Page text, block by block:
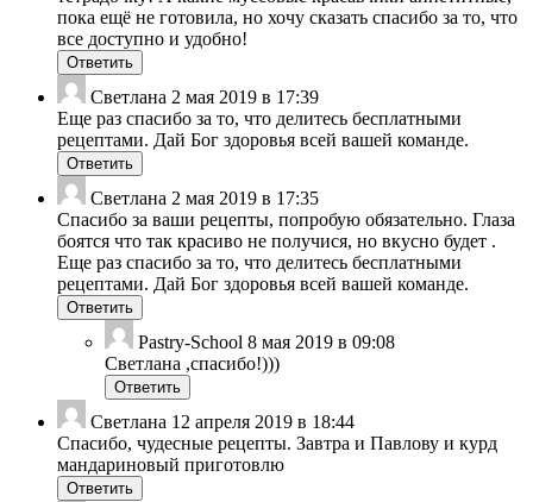
пока ещё не готовила, но хочу сказать спасибо за то, что
все доступно и удобно!
Ответить
Светлана 2 мая 2019 в 17:39
Еще раз спасибо за то, что делитесь бесплатными
рецептами. Дай Бог здоровья всей вашей команде.
Ответить
Светлана 2 мая 2019 в 17:35
Спасибо за ваши рецепты, попробую обязательно. Глаза
боятся что так красиво не получися, но вкусно будет .
Еще раз спасибо за то, что делитесь бесплатными
рецептами. Дай Бог здоровья всей вашей команде.
Ответить
Pastry-School 8 мая 2019 в 09:08
Светлана ,спасибо!)))
Ответить
Светлана 12 апреля 2019 в 18:44
Спасибо, чудесные рецепты. Завтра и Павлову и курд
мандариновый приготовлю
Ответить